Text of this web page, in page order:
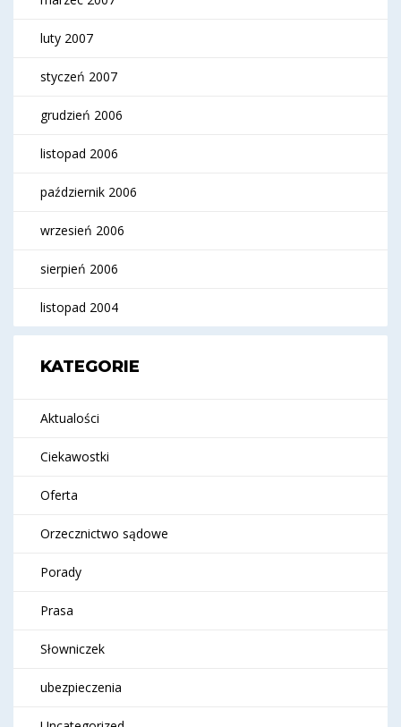
luty 2007
styczeń 2007
grudzień 2006
listopad 2006
październik 2006
wrzesień 2006
sierpień 2006
listopad 2004
KATEGORIE
Aktualości
Ciekawostki
Oferta
Orzecznictwo sądowe
Porady
Prasa
Słowniczek
ubezpieczenia